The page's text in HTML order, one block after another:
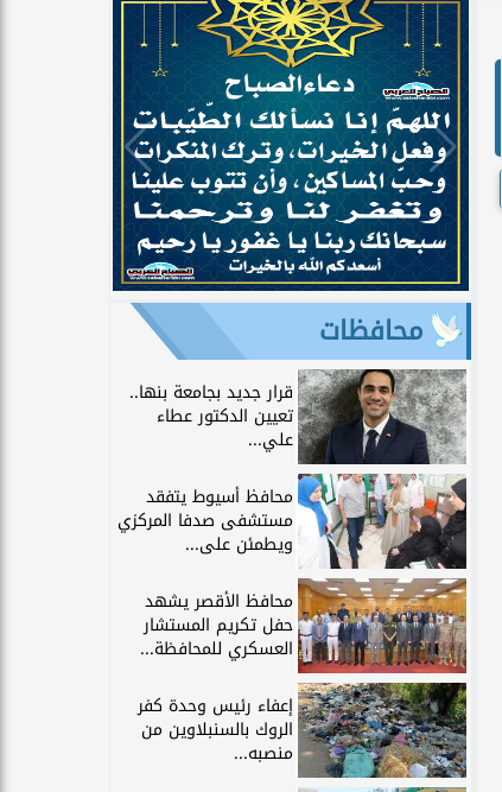
محافظات
قرار جديد بجامعة بنها..
تعيين الدكتور عطاء
علي...
محافظ أسيوط يتفقد
مستشفى صدفا المركزي
ويطمئن على...
محافظ الأقصر يشهد
حفل تكريم المستشار
العسكري للمحافظة...
إعفاء رئيس وحدة كفر
الروك بالسنبلاوين من
منصبه...